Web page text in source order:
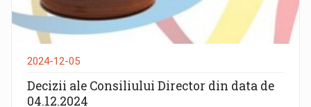
2024-12-05
Decizii ale Consiliului Director din data de
04.12.2024